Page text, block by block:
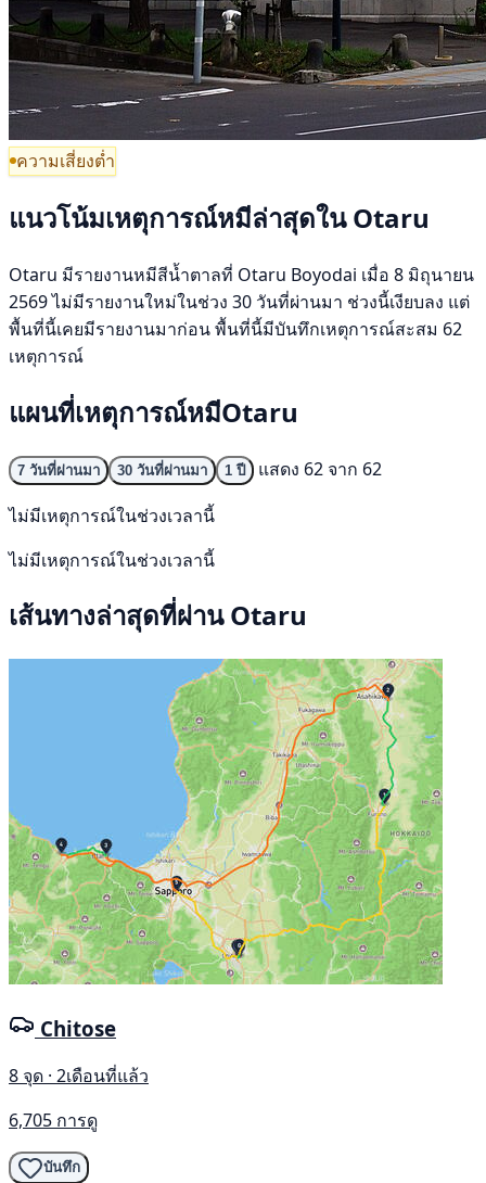
ความเสี่ยงต่ำ
แนวโน้มเหตุการณ์หมีล่าสุดใน Otaru
Otaru มีรายงานหมีสีน้ำตาลที่ Otaru Boyodai เมื่อ 8 มิถุนายน
2569 ไม่มีรายงานใหม่ในช่วง 30 วันที่ผ่านมา ช่วงนี้เงียบลง แต่
พื้นที่นี้เคยมีรายงานมาก่อน พื้นที่นี้มีบันทึกเหตุการณ์สะสม 62
เหตุการณ์
แผนที่เหตุการณ์หมีOtaru
7 วันที่ผ่านมา 30 วันที่ผ่านมา 1 ปี
แสดง 62 จาก 62
ไม่มีเหตุการณ์ในช่วงเวลานี้
ไม่มีเหตุการณ์ในช่วงเวลานี้
เส้นทางล่าสุดที่ผ่าน Otaru
Chitose
8 จุด · 2เดือนที่แล้ว
6,705 การดู
บันทึก